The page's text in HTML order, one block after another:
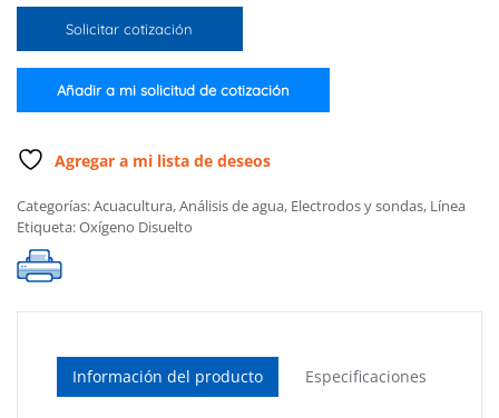
oxígeno
disuelto
protector
y
de
para
uso
con
HI9146
Solicitar cotización
Añadir a mi solicitud de cotización
Agregar a mi lista de deseos
Categorías:Acuacultura,Análisis de agua, Electrodos y sondas, Línea
Etiqueta:Oxígeno Disuelto
Información del producto Especificaciones